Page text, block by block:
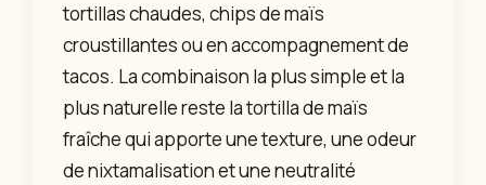
tortillas chaudes, chips de maïs
croustillantes ou en accompagnement de
tacos. La combinaison la plus simple et la
plus naturelle reste la tortilla de maïs
fraîche qui apporte une texture, une odeur
de nixtamalisation et une neutralité